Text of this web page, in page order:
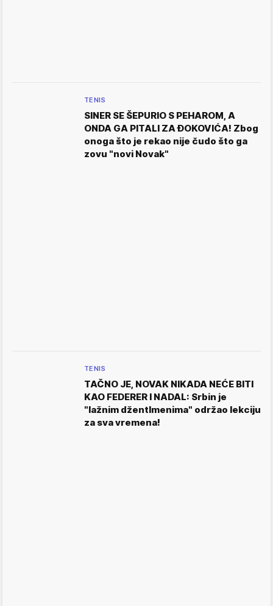
TENIS
SINER SE ŠEPURIO S PEHAROM, A
ONDA GA PITALI ZA ĐOKOVIĆA! Zbog
onoga što je rekao nije čudo što ga
zovu "novi Novak"
TENIS
TAČNO JE, NOVAK NIKADA NEĆE BITI
KAO FEDERER I NADAL: Srbin je
"lažnim džentlmenima" održao lekciju
za sva vremena!